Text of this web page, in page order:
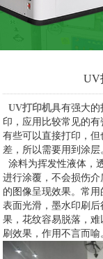
UV
UV打印机具有强大
印，应用比较常见的
有些可以直接打印，
差，所以需要用到涂层
涂料为挥发性液体，
进行涂覆，不会损伤
的图像呈现效果。常
表面光滑，墨水印刷
果，花纹容易脱落，
刷效果，作用不言而喻